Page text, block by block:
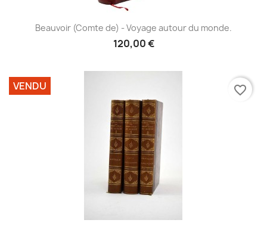
Beauvoir (Comte de) - Voyage autour du monde.
120,00 €
VENDU favorite_border